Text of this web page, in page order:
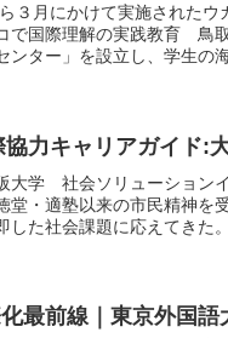
３月にかけて実施された
で国際理解の実践教育 鳥
ンター」を設立し、学生の
力キャリアガイド:
大学 社会ソリューション
堂・適塾以来の市民精神を
した社会課題に応えてきた
最前線｜東京外国